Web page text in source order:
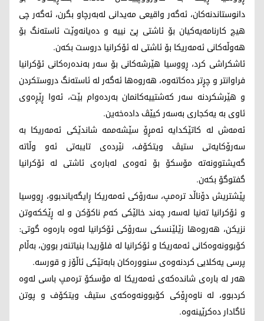
دانوستاندنەکان، ئەگەر واقیعی مەیدانی لەبەرچاو بگرن، ئەگەر چی
هیچ کارنامەیەکیان بۆ ئاشتی پێ نییە و دەیانەوێت ئاستەنگ بۆ
هەوڵەکانی ئەمەریکا بۆ ئاشتی لە ئۆکرانیا دروست بکەن.
ئاشکراشی کرد، ڕووسیا هێرشەکانی بۆ سەر بەندەرەکانی ئۆکرانیا
فراوانتر و چڕتر دەکاتەوە، هەروەها ئەگەر لە ئاستەنگ دروستکردن
و هێرشکردنە سەر کەشتییەکانمان بەردەوام بێت، ئەوا ڕێڕەوی
ئاوی بە یەکجاری بەسەر کیێڤ دادەخەین.
ئەمەش لە کاتێکدایە ئەمڕۆ سێشەممە شاندێکی ئەمەریکا بە
سەرۆکایەتی ستیڤ ویتکۆف، نێردەی تایبەتی ئەو وڵاتە
گەیشتوونەتە مۆسکۆ بۆ ئەوەی لەبارەی ئاشتی لە ئۆکرانیا
گفتوگۆ بکەن.
پێشتریش دۆناڵد ترەمپ، سەرۆکی ئەمەریکا ڕایگەیاندبوو، ڕووسیا
و ئۆکرانیا تەنیا لەسەر چەند خالێکی کەم ناکۆکن و لە ڕێککەوتن
نزیکن، هەروەها زێلێنسکی سەرۆکی ئۆکرانیا لەوە بارەوە گوتی:
کۆبوونەوەکانی ئەمەریکا و ئۆکرانیا لە فلۆریدا بنیاتنەر بوون، بەڵام
پرسی یەکلایی کردنەوەی سنوورەکان بابەتێکی ئاڵۆز و قورسە.
هەر لە بارەی شاندەکەی ئەمەریکا لە مۆسکۆ ترەمپ باسی لەوە
کردبوو، لە ناوەڕۆکی کۆبوونەوەکەی ستیڤ ویتکۆف و پوتن
ئاگادار دەکرێینەوە.